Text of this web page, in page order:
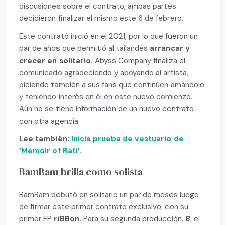
discusiones sobre el contrato, ambas partes
decidieron finalizar el mismo este 6 de febrero.
Este contrató inició en el 2021, por lo que fueron un
par de años que permitió al tailandés arrancar y
crecer en solitario. Abyss Company finaliza el
comunicado agradeciendo y apoyando al artista,
pidiendo también a sus fans que continúen amándolo
y teniendo interés en él en este nuevo comienzo.
Aún no se tiene información de un nuevo contrato
con otra agencia.
Lee también: Inicia prueba de vestuario de
‘Memoir of Rati’.
BamBam brilla como solista
BamBam debutó en solitario un par de meses luego
de firmar este primer contrato exclusivo, con su
primer EP riBBon. Para su segunda producción,B, el